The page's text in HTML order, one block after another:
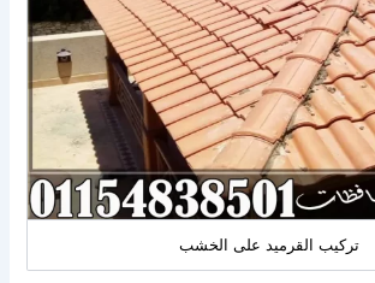
تركيب القرميد على الخشب